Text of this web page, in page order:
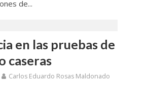
de...
en las pruebas de
caseras
Carlos Eduardo Rosas Maldonado